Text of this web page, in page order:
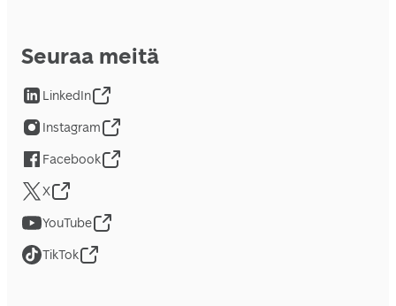
Seuraa meitä
LinkedIn
Instagram
Facebook
X
YouTube
TikTok